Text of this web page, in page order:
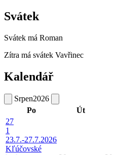
Svátek
Svátek má Roman
Zítra má svátek Vavřinec
Kalendář
Srpen2026
Po
Út
27
1
23.7.-27.7.2026
Kľúčovské